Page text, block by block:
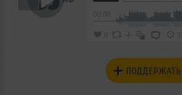
6
ПОДДЕРЖАТЬ